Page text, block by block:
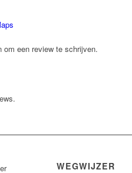
om een review te schrijven.
WEGWIJZER